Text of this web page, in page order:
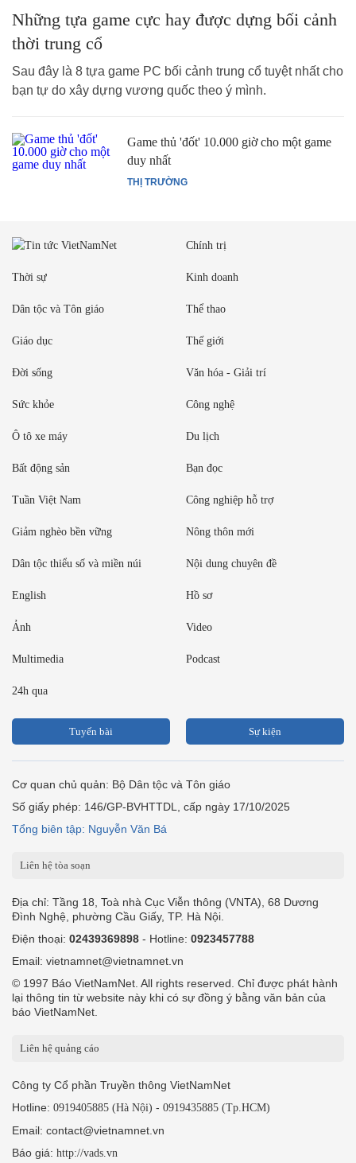
Những tựa game cực hay được dựng bối cảnh
thời trung cổ
Sau đây là 8 tựa game PC bối cảnh trung cổ tuyệt nhất cho
bạn tự do xây dựng vương quốc theo ý mình.
THỊ TRƯỜNG
Game thủ 'đốt' 10.000 giờ cho một game
duy nhất
Chính trị
Thời sự Kinh doanh
Dân tộc và Tôn giáo Thể thao
Giáo dục Thế giới
Đời sống Văn hóa - Giải trí
Sức khỏe Công nghệ
Ô tô xe máy Du lịch
Bất động sản Bạn đọc
Tuần Việt Nam Công nghiệp hỗ trợ
Giảm nghèo bền vững Nông thôn mới
Dân tộc thiểu số và miền núi Nội dung chuyên đề
English Hồ sơ
Ảnh Video
Multimedia Podcast
24h qua
Tuyến bài Sự kiện
Cơ quan chủ quản: Bộ Dân tộc và Tôn giáo
Số giấy phép: 146/GP-BVHTTDL, cấp ngày 17/10/2025
Tổng biên tập: Nguyễn Văn Bá
Liên hệ tòa soạn
Địa chỉ: Tầng 18, Toà nhà Cục Viễn thông (VNTA), 68 Dương
Đình Nghệ, phường Cầu Giấy, TP. Hà Nội.
Điện thoại: 02439369898 - Hotline: 0923457788
Email: vietnamnet@vietnamnet.vn
© 1997 Báo VietNamNet. All rights reserved. Chỉ được phát hành
lại thông tin từ website này khi có sự đồng ý bằng văn bản của
báo VietNamNet.
Liên hệ quảng cáo
Công ty Cổ phần Truyền thông VietNamNet
Hotline: 0919405885 (Hà Nội) - 0919435885 (Tp.HCM)
Email: contact@vietnamnet.vn
Báo giá: http://vads.vn